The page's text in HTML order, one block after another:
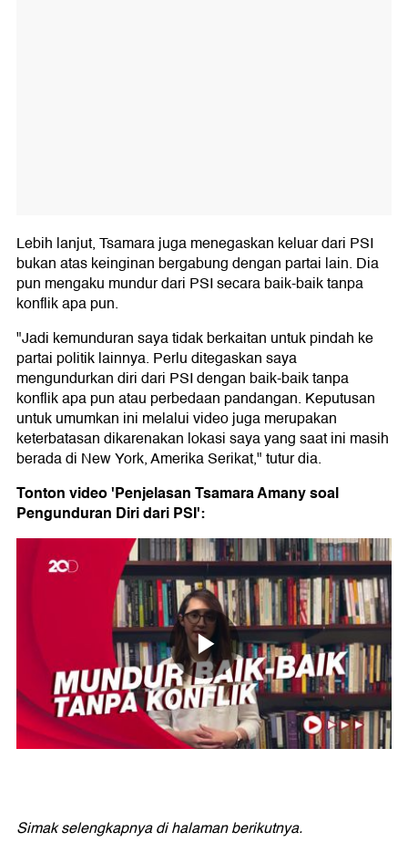
Lebih lanjut, Tsamara juga menegaskan keluar dari PSI
bukan atas keinginan bergabung dengan partai lain. Dia
pun mengaku mundur dari PSI secara baik-baik tanpa
konflik apa pun.
"Jadi kemunduran saya tidak berkaitan untuk pindah ke
partai politik lainnya. Perlu ditegaskan saya
mengundurkan diri dari PSI dengan baik-baik tanpa
konflik apa pun atau perbedaan pandangan. Keputusan
untuk umumkan ini melalui video juga merupakan
keterbatasan dikarenakan lokasi saya yang saat ini masih
berada di New York, Amerika Serikat," tutur dia.
Tonton video 'Penjelasan Tsamara Amany soal
Pengunduran Diri dari PSI':
Simak selengkapnya di halaman berikutnya.